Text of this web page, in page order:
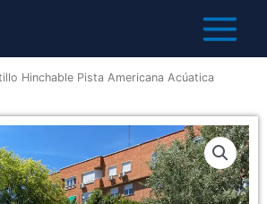
Hinchable Pista Americana Acúatica